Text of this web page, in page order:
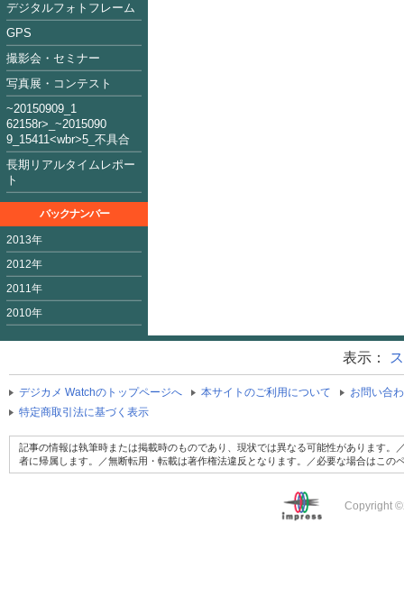
デジタルフォトフレーム
GPS
撮影会・セミナー
写真展・コンテスト
~20150909_1
62158r>_~2015090
9_15411<wbr>5_不具合
長期リアルタイムレポー
ト
バックナンバー
2013年
2012年
2011年
2010年
表示：
デジカメ Watchのトップページへ 本サイトのご利用について
お問い合
特定商取引法に基づく表示
記事の情報は執筆時または掲載時のものであり、現状では異なる可能性があります
者に帰属します。／無断転用・転載は著作権法違反となります。／必要な場合はこ
Copyright